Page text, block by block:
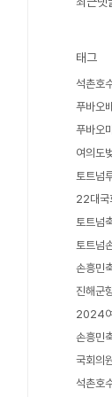
태그
석촌호
푸바오
푸바오
여의도
토트넘
22대국
토트넘
토트넘
손흥민
진해군
2024여
손흥민
국회의
석촌호